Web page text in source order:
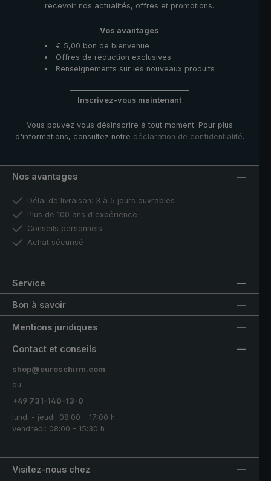
recevoir nos actualités, offres et promotions.
Vos avantages
€ 5,00 bon de bienvenue
Offres de réduction exclusives
Renseignements sur les nouveaux produits
Inscrivez-vous maintenant
Vous pouvez vous désinscrire à tout moment. Pour plus
d'informations, consultez notre déclaration de confidentialité.
Nos avantages
Délai de livraison: 3 à 5 jours ouvrables
Plus de 100 ans d'expérience
Conseils personnels
Achat sécurisé
Service
Bon à savoir
Mentions juridiques
Visitez-nous chez
Contact et conseils
shop@euroschirm.com
ou
+49 731-140-13-0
lundi - jeudi: 08:00 - 17:00 h
vendredi: 08:00 - 15:30 h